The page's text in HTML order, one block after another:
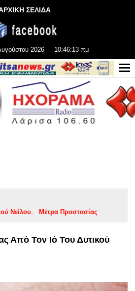
ΣΕΛΙΔΑ
2026 10:46:14 πμ
Νείλου Μέτρα Προστασίας
Από Τον Ιό Του Δυτικού